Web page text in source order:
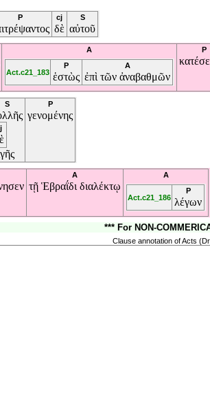
P cj
δὲ
S
αὐτοῦ
A
Act.c21_183
P
ἑστὼς
A
ἐπὶ τῶν ἀναβαθμῶν
P
S P
γενομένης
A
τῇ Ἑβραΐδι διαλέκτῳ
A
Act.c21_186
P
λέγων
*** For NON-
Clause annotation of Acts